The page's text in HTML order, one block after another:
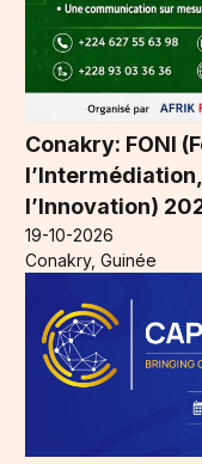
Conakry: FONI
l’Innovation)
19-10-2026
Conakry, Guinée